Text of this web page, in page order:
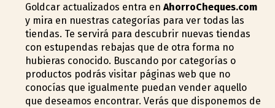
Goldcar actualizados entra en AhorroCheques.com
y mira en nuestras categorías para ver todas las
tiendas. Te servirá para descubrir nuevas tiendas
con estupendas rebajas que de otra forma no
hubieras conocido. Buscando por categorías o
productos podrás visitar páginas web que no
conocías que igualmente puedan vender aquello
que deseamos encontrar. Verás que disponemos de